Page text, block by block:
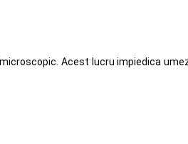
Acest lucru impiedica